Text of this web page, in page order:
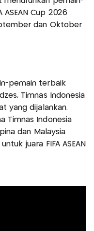
Cup 2026
dan Oktober
pemain terbaik
Timnas Indonesia
yang dijalankan.
Timnas Indonesia
dan Malaysia
juara FIFA ASEAN